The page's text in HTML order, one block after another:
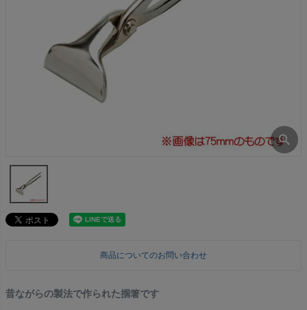
商品についてのお問い合わせ
昔ながらの製法で作られた掴箸です